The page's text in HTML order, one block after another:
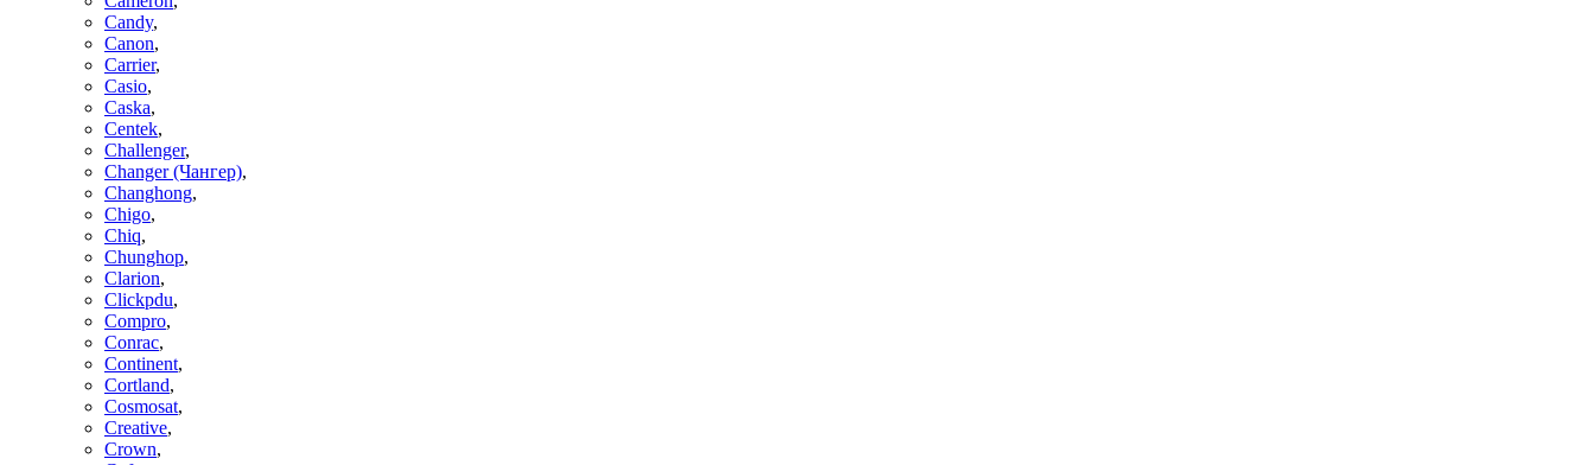
Candy,
Canon,
Carrier,
Casio,
Caska,
Centek,
Challenger,
Changer (Чангер),
Changhong,
Chigo,
Chiq,
Chunghop,
Clarion,
Clickpdu,
Compro,
Conrac,
Continent,
Cortland,
Cosmosat,
Creative,
Crown,